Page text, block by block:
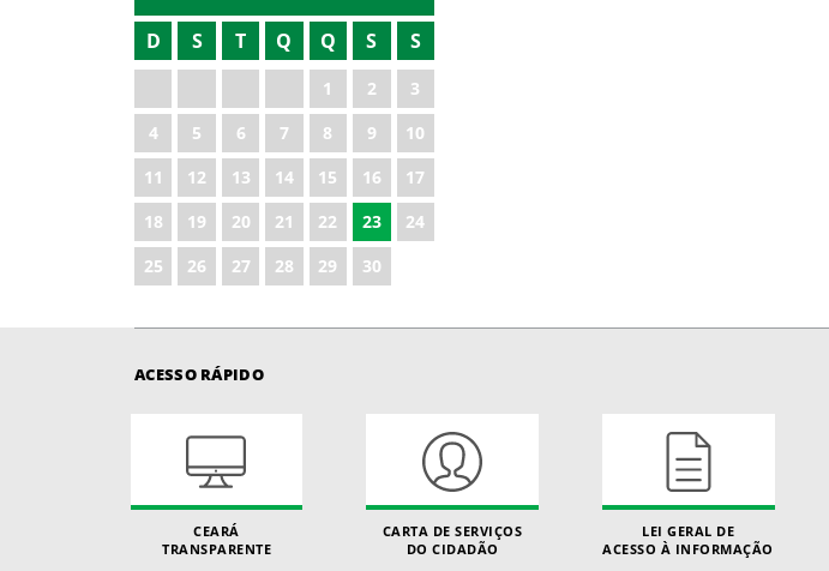
2020
2022
2023
2024
2025
2026
D S T Q Q S S
1 2
3
4
5 6 7 8 9
10
11
12 13 14 15 16
17
18
19 20 21 22 23
24
25
26 27 28 29 30
ACESSO RÁPIDO
CEARÁ
TRANSPARENTE
CARTA DE SERVIÇOS
DO CIDADÃO
LEI GERAL DE
ACESSO À INFORMAÇÃO